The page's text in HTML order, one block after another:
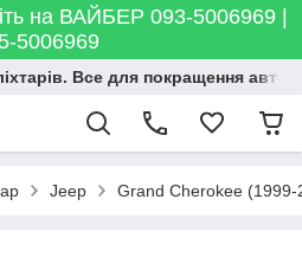
на ВАЙБЕР 093-5006969 |
5006969
Все для покращення
Jeep Grand Cherokee (1999-